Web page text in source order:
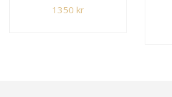
1350 kr